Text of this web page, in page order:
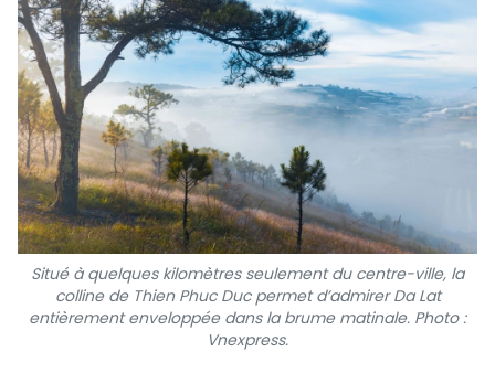
Situé à quelques kilomètres seulement du centre-ville, la
colline de Thien Phuc Duc permet d’admirer Da Lat
entièrement enveloppée dans la brume matinale. Photo :
Vnexpress.